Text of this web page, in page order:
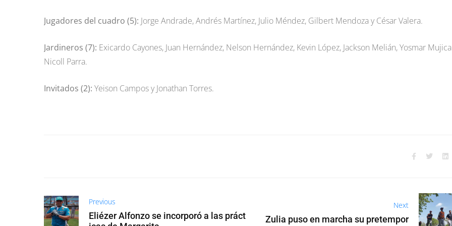
Jugadores del cuadro (5): Jorge Andrade, Andrés Martínez, Julio Méndez, Gilbert Mendoza y César Valera.
Jardineros (7): Exicardo Cayones, Juan Hernández, Nelson Hernández, Kevin López, Jackson Melián, Yosmar
Nicoll Parra.
Invitados (2): Yeison Campos y Jonathan Torres.
Previous
Eliézer Alfonzo se incorporó a las práct
Next
Zulia puso en marcha su pretempor